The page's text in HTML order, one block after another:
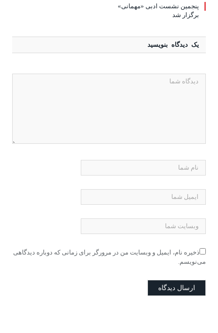
پنجمین نشست ادبی «مهمانی»
برگزار شد
یک دیدگاه بنویسید
ذخیره نام، ایمیل و وبسایت من در مرورگر برای زمانی که دوباره دیدگاهی
می‌نویسم.